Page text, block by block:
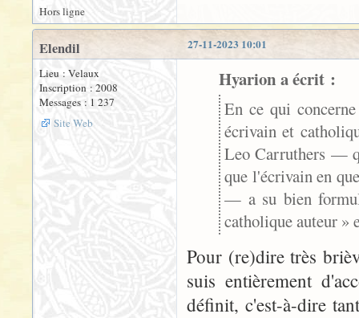
Hors ligne
27-11-2023 10:01
Elendil
Lieu : Velaux
Inscription : 2008
Messages : 1 237
Site Web
Hyarion a écrit :
En ce qui
écrivain et
Leo Carruthers —
que l'écrivain en
— a su bien
catholique auteur »
Pour (re)dire très
suis entièrement
définit, c'est-à-dire